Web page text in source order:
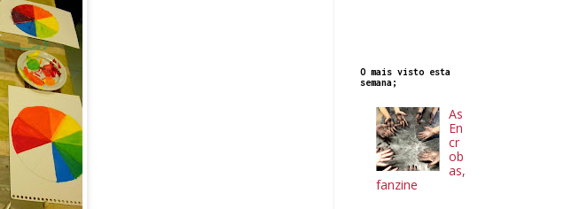
O mais visto esta
semana;
As
En
cr
ob
as,
fanzine